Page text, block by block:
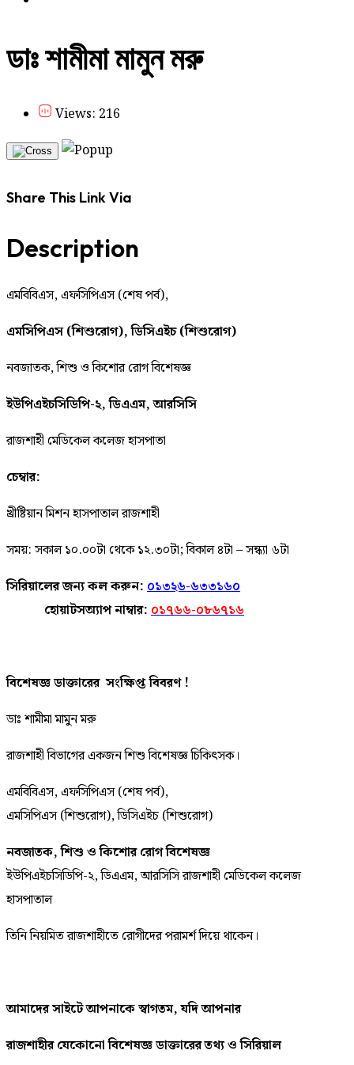
ডাঃ শামীমা মামুন মরু
Views: 216
Share This Link Via
Description
এমবিবিএস, এফসিপিএস (শেষ পর্ব),
এমসিপিএস (শিশুরোগ), ডিসিএইচ (শিশুরোগ)
নবজাতক, শিশু ও কিশোর রোগ বিশেষজ্ঞ
ইউপিএইচসিডিপি-২, ডিএএম, আরসিসি
রাজশাহী মেডিকেল কলেজ হাসপাতা
চেম্বার:
খ্রীষ্টিয়ান মিশন হাসপাতাল রাজশাহী
সময়: সকাল ১০.০০টা থেকে ১২.৩০টা; বিকাল ৪টা – সন্ধ্যা ৬টা
সিরিয়ালের জন্য কল করুন: ০১৩২৬-৬৩৩১৬০
হোয়াটসঅ্যাপ নাম্বার: ০১৭৬৬-০৮৬৭১৬
বিশেষজ্ঞ ডাক্তারের সংক্ষিপ্ত বিবরণ !
ডাঃ শামীমা মামুন মরু
রাজশাহী বিভাগের একজন শিশু বিশেষজ্ঞ চিকিৎসক।
এমবিবিএস, এফসিপিএস (শেষ পর্ব),
এমসিপিএস (শিশুরোগ), ডিসিএইচ (শিশুরোগ)
নবজাতক, শিশু ও কিশোর রোগ বিশেষজ্ঞ
ইউপিএইচসিডিপি-২, ডিএএম, আরসিসি রাজশাহী মেডিকেল কলেজ
হাসপাতাল
তিনি নিয়মিত রাজশাহীতে রোগীদের পরামর্শ দিয়ে থাকেন।
আমাদের সাইটে আপনাকে স্বাগতম, যদি আপনার
রাজশাহীর যেকোনো বিশেষজ্ঞডাক্তারেরতথ্য ও সিরিয়াল